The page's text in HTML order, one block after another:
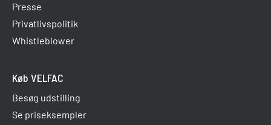
Presse
Privatlivspolitik
Whistleblower
Køb VELFAC
Besøg udstilling
Se priseksempler